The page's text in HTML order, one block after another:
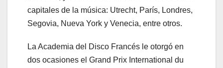
capitales de la música: Utrecht, París, Londres,
Segovia, Nueva York y Venecia, entre otros.
La Academia del Disco Francés le otorgó en
dos ocasiones el Grand Prix International du